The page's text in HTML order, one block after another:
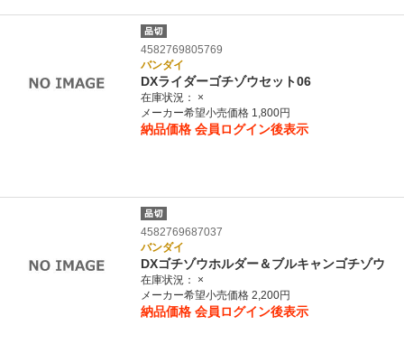
4582769805769
バンダイ
DXライダーゴチゾウセット06
在庫状況：
×
メーカー希望小売価格 1,800円
納品価格 会員ログイン後表示
4582769687037
バンダイ
DXゴチゾウホルダー＆ブルキャンゴチゾウ
在庫状況：
×
メーカー希望小売価格 2,200円
納品価格 会員ログイン後表示